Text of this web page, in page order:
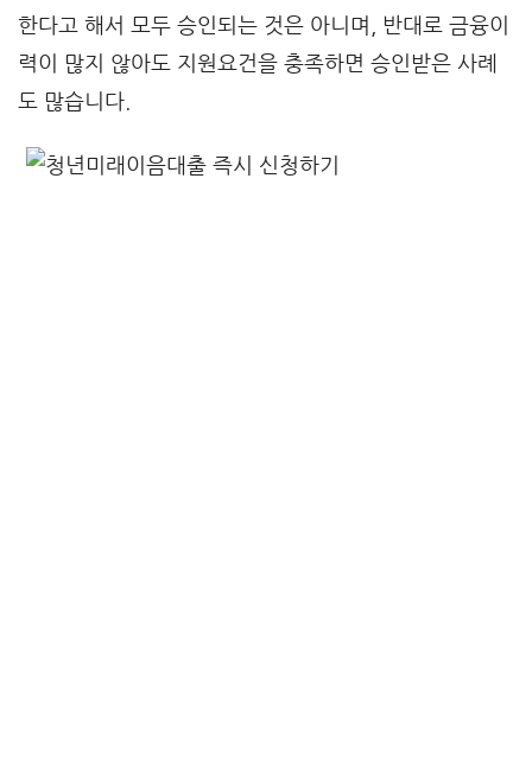
한다고 해서 모두 승인되는 것은 아니며, 반대로 금융이
력이 많지 않아도 지원요건을 충족하면 승인받은 사례
도 많습니다.